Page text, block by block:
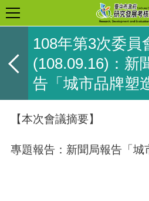
108年第3次委員
(108.09.16)：新
告「城市品牌塑
【本次會議摘要】
專題報告：新聞局報告「城